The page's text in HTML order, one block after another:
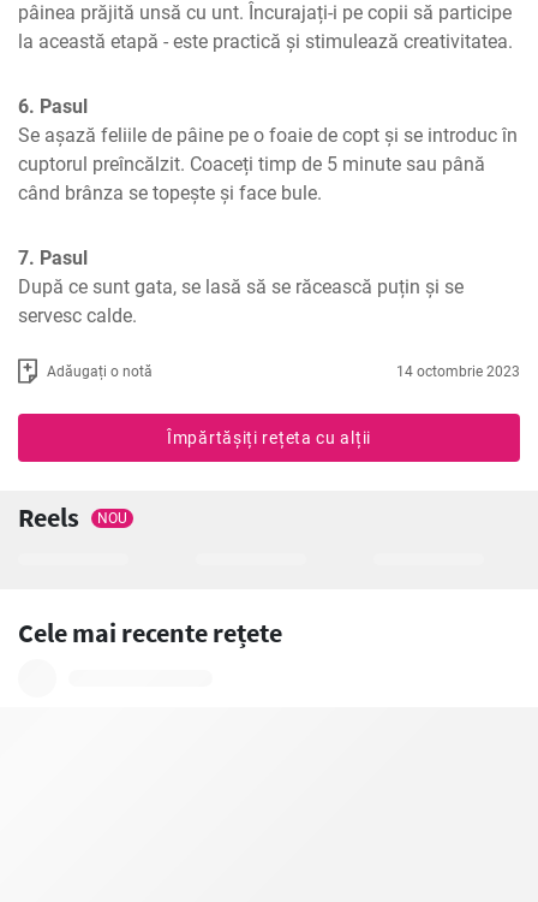
pâinea prăjită unsă cu unt. Încurajați-i pe copii să participe
la această etapă - este practică și stimulează creativitatea.
6. Pasul
Se așază feliile de pâine pe o foaie de copt și se introduc în
cuptorul preîncălzit. Coaceți timp de 5 minute sau până
când brânza se topește și face bule.
7. Pasul
După ce sunt gata, se lasă să se răcească puțin și se
servesc calde.
Adăugați o notă 14 octombrie 2023
Împărtășiți rețeta cu alții
Reels NOU
Cele mai recente rețete